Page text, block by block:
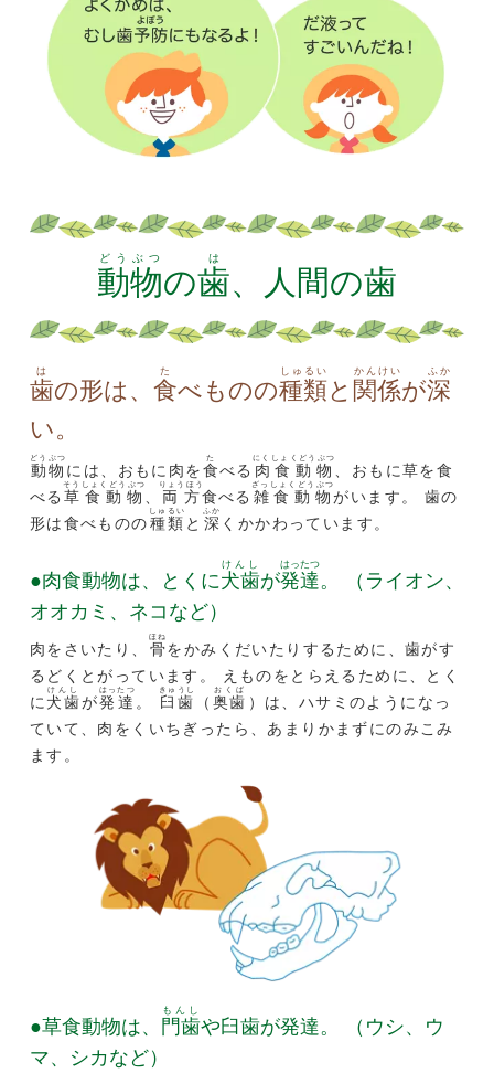
動物
どうぶつ
の歯
は
、人間の歯
歯
は
の形は、 食
た
べものの種類
しゅるい
と 関係
かんけい
が深
ふか
い。
動物
どうぶつ
には、おもに肉を食
た
べる 肉食動物
にくしょくどうぶつ
、おもに草を食
べる 草食動物
そうしょくどうぶつ
両方
りょうほう
食べる 雑食動物
ざっしょくどうぶつ
がいます。 歯の
形は食べものの種類
しゅるい
と 深
ふか
くかかわっています。
●肉食動物は、とくに犬歯
けんし
が発達
はったつ
。 （ライオン、
オオカミ、ネコなど）
肉をさいたり、 骨
ほね
をかみくだいたりするために、歯がす
るどくとがっています。 えものをとらえるために、とく
に犬歯
けんし
が発達
はったつ
。 臼歯
きゅうし
（ 奥歯
おくば
）は、ハサミのようになっ
ていて、肉をくいちぎったら、あまりかまずにのみこみ
ます。
●草食動物は、 門歯
もんし
や臼歯が発達。 （ウシ、ウ
マ、シカなど）